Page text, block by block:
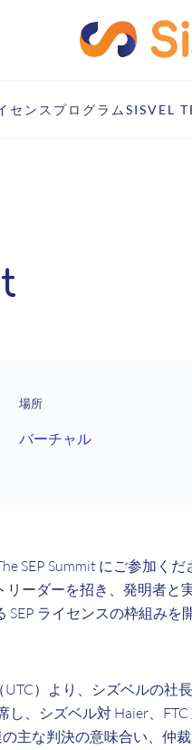
センスプログラム SISVEL
場所
バーチャル
SEP Summit にご参加くだ
リーダーを招き、発明者と
SEP ライセンスの枠組み
UTC）より、シズベルの社
し、シズベル対 Haier、
の主な判決の意味合い、仲